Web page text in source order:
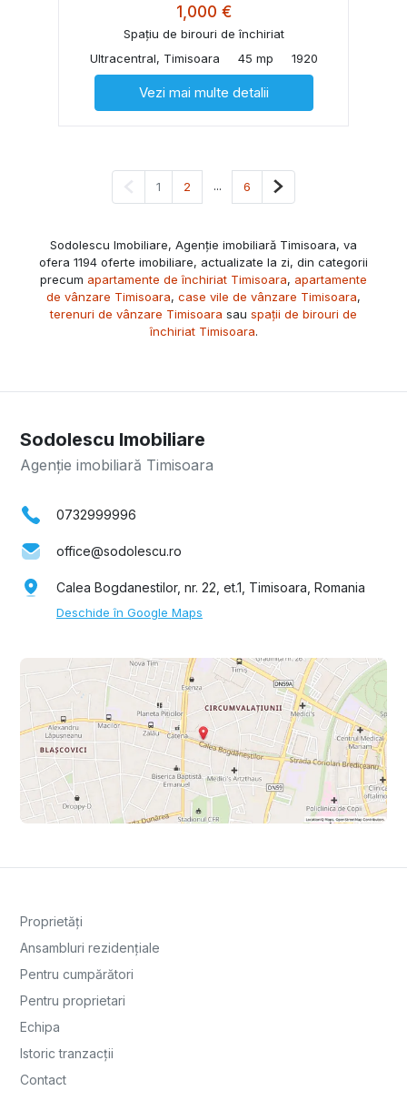
1,000 €
Spațiu de birouri de închiriat
Ultracentral, Timisoara
45 mp 1920
Vezi mai multe detalii
Pagina anterioară
1 2 ... 6 Pagina următoare
Sodolescu Imobiliare, Agenție imobiliară Timisoara, va
ofera 1194 oferte imobiliare, actualizate la zi, din categorii
precum apartamente de închiriat Timisoara, apartamente
de vânzare Timisoara, case vile de vânzare Timisoara,
terenuri de vânzare Timisoara sau spații de birouri de
închiriat Timisoara.
Sodolescu Imobiliare
Agenție imobiliară Timisoara
0732999996
office@sodolescu.ro
Calea Bogdanestilor, nr. 22, et.1, Timisoara, Romania
Deschide în Google Maps
Proprietăți
Ansambluri rezidențiale
Pentru cumpărători
Pentru proprietari
Echipa
Istoric tranzacții
Contact